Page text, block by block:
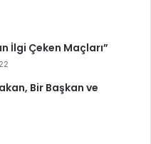
İlgi Çeken Maçları”
Bir Başkan ve